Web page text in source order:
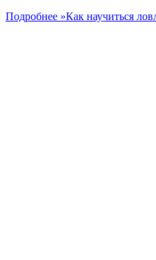
Подробнее »Как научиться